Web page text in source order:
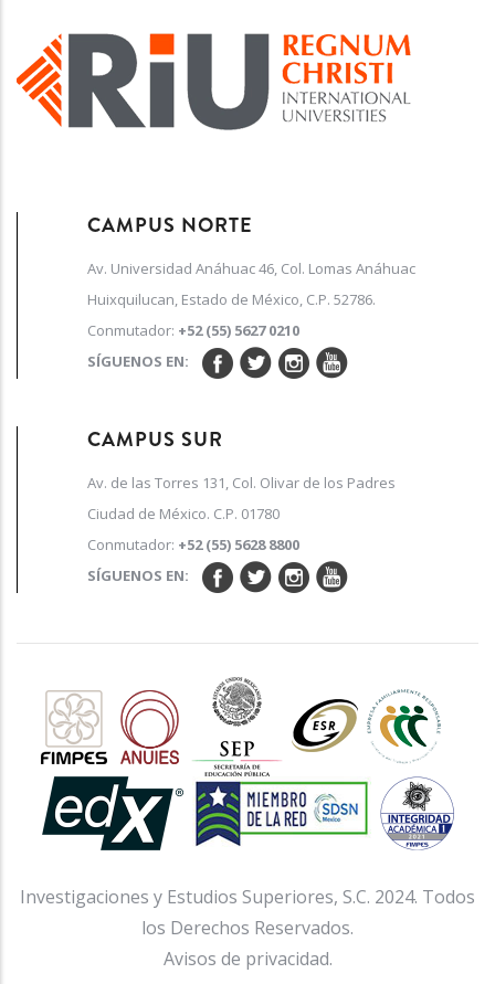
CAMPUS NORTE
Av. Universidad Anáhuac 46, Col. Lomas Anáhuac
Huixquilucan, Estado de México, C.P. 52786.
Conmutador: +52 (55) 5627 0210
SÍGUENOS EN:
CAMPUS SUR
Av. de las Torres 131, Col. Olivar de los Padres
Ciudad de México. C.P. 01780
Conmutador: +52 (55) 5628 8800
SÍGUENOS EN:
Investigaciones y Estudios Superiores, S.C. 2024. Todos
los Derechos Reservados.
Avisos de privacidad.